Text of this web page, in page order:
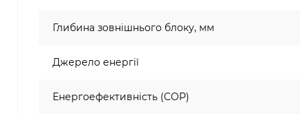
Глибина зовнішнього блоку, мм
Джерело енергії
Енергоефективність (COP)